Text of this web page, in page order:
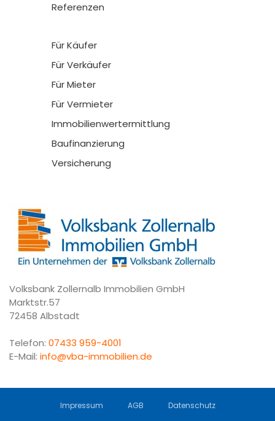
Referenzen
Für Käufer
Für Verkäufer
Für Mieter
Für Vermieter
Immobilienwertermittlung
Baufinanzierung
Versicherung
Volksbank Zollernalb Immobilien GmbH
Marktstr.57
72458 Albstadt
Telefon: 07433 959-4001
E-Mail: info@vba-immobilien.de
Impressum AGB Datenschutz